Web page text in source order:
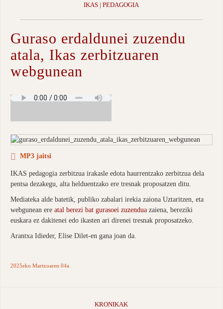
IKAS | PEDAGOGIA
Guraso erdaldunei zuzendu
atala, Ikas zerbitzuaren
webgunean
MP3 jaitsi
IKAS pedagogia zerbitzua irakasle edota haurrentzako zerbitzua dela
pentsa dezakegu, alta helduentzako ere tresnak proposatzen ditu.
Mediateka alde batetik, publiko zabalari irekia zaiona Uztaritzen, eta
webgunean ere atal berezi bat gurasoei zuzendua zaiena, bereziki
euskara ez dakitenei edo ikasten ari direnei tresnak proposatzeko.
Arantxa Idieder, Elise Dilet-en gana joan da.
2025eko Martxoaren 04a
KRONIKAK